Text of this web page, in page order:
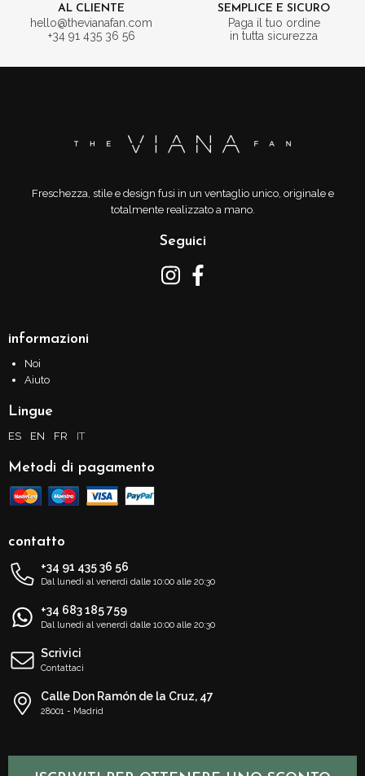
AL CLIENTE
hello@thevianafan.com
+34 91 435 36 56
SEMPLICE E SICURO
Paga il tuo ordine
in tutta sicurezza
Freschezza, stile e design fusi in un ventaglio unico, originale e
totalmente realizzato a mano.
Seguici
informazioni
Noi
Aiuto
Lingue
ES EN FR IT
Metodi di pagamento
contatto
+34 91 435 36 56
Dal lunedì al venerdì dalle 10:00 alle 20:30
+34 683 185 759
Dal lunedì al venerdì dalle 10:00 alle 20:30
Scrivici
Contattaci
Calle Don Ramón de la Cruz, 47
28001 - Madrid